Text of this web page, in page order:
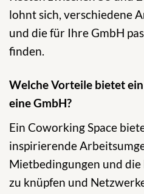
lohnt sich, verschiedene
und die für Ihre GmbH
finden.
Welche Vorteile bietet
eine GmbH?
Ein Coworking Space
inspirierende
Mietbedingungen und
zu knüpfen und